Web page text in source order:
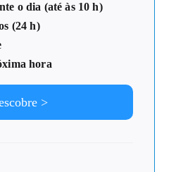
o dia (até às 10 h)
(24 h)
hora
>